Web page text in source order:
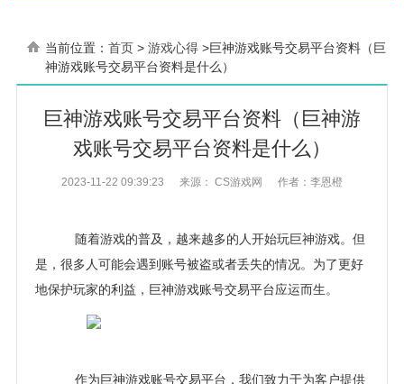
当前位置： 首页 > 游戏心得 >巨神游戏账号交易平台资料（巨
神游戏账号交易平台资料是什么）
巨神游戏账号交易平台资料（巨神游
戏账号交易平台资料是什么）
2023-11-22 09:39:23 来源： CS游戏网 作者：李恩橙
随着游戏的普及，越来越多的人开始玩巨神游戏。但
是，很多人可能会遇到账号被盗或者丢失的情况。为了更好
地保护玩家的利益，巨神游戏账号交易平台应运而生。
作为巨神游戏账号交易平台，我们致力于为客户提供